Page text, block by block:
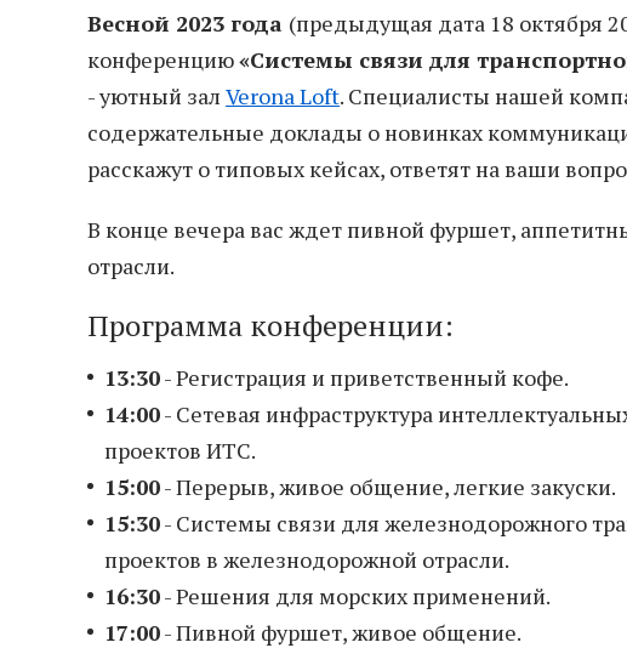
Весной 2023 года (предыдущая дата 18 октября
конференцию«Системы связи для
- уютный зал Verona Loft. Специалисты нашей
содержательные доклады о новинках
расскажут о типовых кейсах, ответят на ваши
В конце вечера вас ждет пивной фуршет,
отрасли.
Программа конференции:
13:30- Регистрация и приветственный кофе.
14:00- Сетевая инфраструктура
проектов ИТС.
15:00- Перерыв, живое общение, легкие закуски.
15:30- Системы связи для железнодорожного
проектов в железнодорожной отрасли.
16:30- Решения для морских применений.
17:00- Пивной фуршет, живое общение.